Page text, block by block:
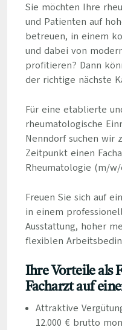
Sie möchten Ihre
und Patienten auf
betreuen, in einem
und dabei von
profitieren? Dann
der richtige nächste
Für eine etablierte
rheumatologische
Nenndorf suchen wir
Zeitpunkt einen
Rheumatologie (m/w/
Freuen Sie sich auf
in einem
Ausstattung, hoher
flexiblen
Ihre Vorteile als
Facharzt auf
Attraktive
12.000 € brutto